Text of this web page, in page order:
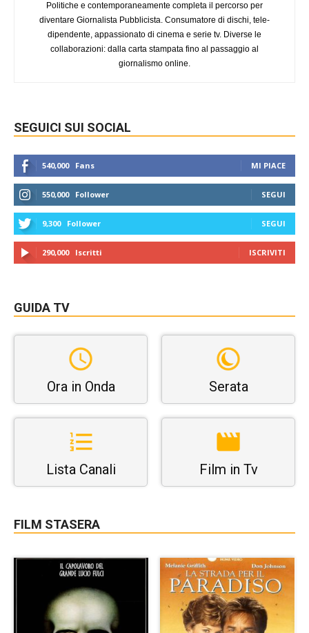
Politiche e contemporaneamente completa il percorso per
diventare Giornalista Pubblicista. Consumatore di dischi, tele-
dipendente, appassionato di cinema e serie tv. Diverse le
collaborazioni: dalla carta stampata fino al passaggio al
giornalismo online.
SEGUICI SUI SOCIAL
540,000 Fans MI PIACE
550,000 Follower SEGUI
9,300 Follower SEGUI
290,000 Iscritti ISCRIVITI
GUIDA TV
Ora in Onda Serata
Lista Canali Film in Tv
FILM STASERA